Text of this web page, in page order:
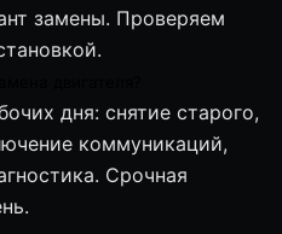
замены. Проверяем
дня: снятие старого,
коммуникаций,
Срочная